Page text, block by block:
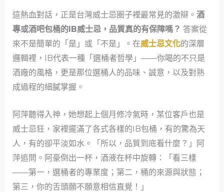
這熱血對話，正是台灣威士忌圈子裡最常見的激辯。 酒
專或酒吧包桶的IB威士忌，品質真的有保障嗎？ 答案從
來不是簡單的「是」或「不是」。在威士忌文化的深層
邏輯裡，IB代表一種「選桶者哲學」——你喝的不只是
酒廠的風格，更是那位選桶人的品味、誠意，以及對熟
成過程的細膩掌握。
阿萍聽得入神，她想起上個月修冷氣時，某位客戶也是
威士忌狂，家裡擺滿了各式各樣的IB包桶，有的驚為天
人，有的卻平淡如水。「所以，品質到底看什麼？」阿
萍追問。阿豪倒出一杯，酒液在杯中旋轉：「看三樣
——第一，選桶者的專業度；第二，桶的來源與狀態；
第三，你的舌頭願不願意相信直覺！」